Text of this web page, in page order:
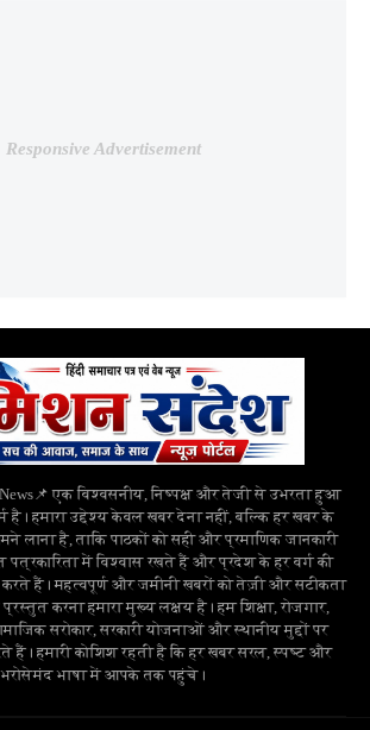
Responsive Advertisement
News📌 एक विश्वसनीय, निष्पक्ष और तेजी से उभरता हुआ
है। हमारा उद्देश्य केवल खबर देना नहीं, बल्कि हर खबर के
लाना है, ताकि पाठकों को सही और प्रमाणिक जानकारी
में विश्वास रखते हैं और प्रदेश के हर वर्ग की
हैं। महत्वपूर्ण और जमीनी खबरों को तेज़ी और सटीकता
करना हमारा मुख्य लक्ष्य है। हम शिक्षा, रोजगार,
सरोकार, सरकारी योजनाओं और स्थानीय मुद्दों पर
हैं। हमारी कोशिश रहती है कि हर खबर सरल, स्पष्ट और
भरोसेमंद भाषा में आपके तक पहुंचे।